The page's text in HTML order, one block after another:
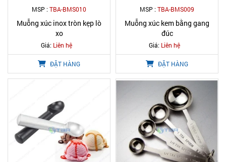
MSP :TBA-BMS010
Muỗng xúc inox tròn kẹp lò
xo
Giá: Liên hệ
ĐẶT HÀNG
MSP :TBA-BMS009
Muỗng xúc kem bằng gang
đúc
Giá: Liên hệ
ĐẶT HÀNG